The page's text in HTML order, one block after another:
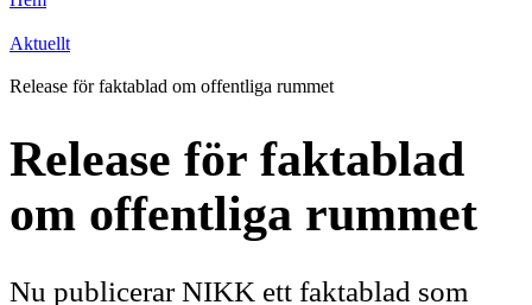
Aktuellt
Release för faktablad om offentliga rummet
Release för faktablad
om offentliga rummet
Nu publicerar NIKK ett faktablad som